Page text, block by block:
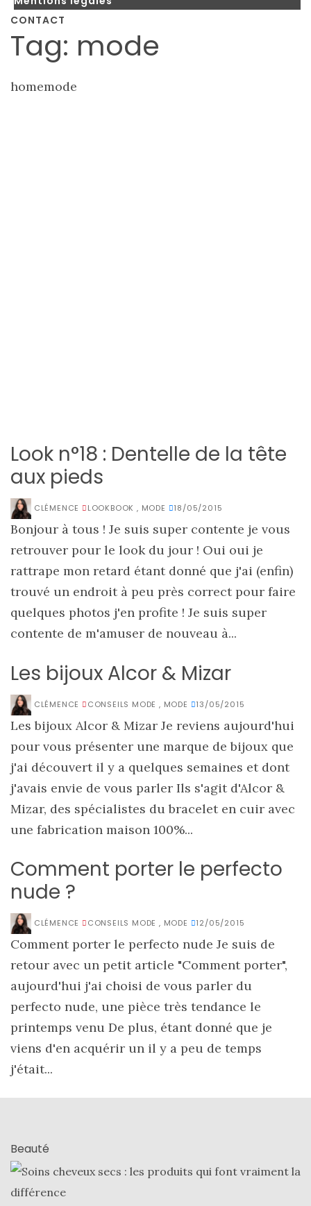
CONTACT
Tag: mode
homemode
Look n°18 : Dentelle de la tête
aux pieds
CLÉMENCE LOOKBOOK , MODE 18/05/2015
Bonjour à tous ! Je suis super contente je vous
retrouver pour le look du jour ! Oui oui je
rattrape mon retard étant donné que j'ai (enfin)
trouvé un endroit à peu près correct pour faire
quelques photos j'en profite ! Je suis super
contente de m'amuser de nouveau à...
Les bijoux Alcor & Mizar
CLÉMENCE CONSEILS MODE , MODE 13/05/2015
Les bijoux Alcor & Mizar Je reviens aujourd'hui
pour vous présenter une marque de bijoux que
j'ai découvert il y a quelques semaines et dont
j'avais envie de vous parler Ils s'agit d'Alcor &
Mizar, des spécialistes du bracelet en cuir avec
une fabrication maison 100%...
Comment porter le perfecto
nude ?
CLÉMENCE CONSEILS MODE , MODE 12/05/2015
Comment porter le perfecto nude Je suis de
retour avec un petit article "Comment porter",
aujourd'hui j'ai choisi de vous parler du
perfecto nude, une pièce très tendance le
printemps venu De plus, étant donné que je
viens d'en acquérir un il y a peu de temps
j'était...
Beauté